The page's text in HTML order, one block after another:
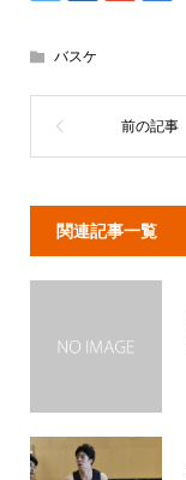
バスケ
関連記事一覧